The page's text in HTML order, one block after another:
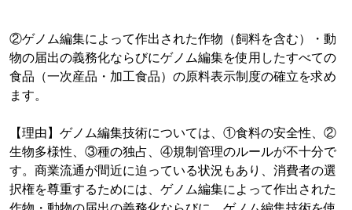
②ゲノム編集によって作出された作物（飼料を含む）・動
物の届出の義務化ならびにゲノム編集を使用したすべての
食品（一次産品・加工食品）の原料表示制度の確立を求め
ます。
【理由】ゲノム編集技術については、①食料の安全性、②
生物多様性、③種の独占、④規制管理のルールが不十分で
す。商業流通が間近に迫っている状況もあり、消費者の選
択権を尊重するためには、ゲノム編集によって作出された